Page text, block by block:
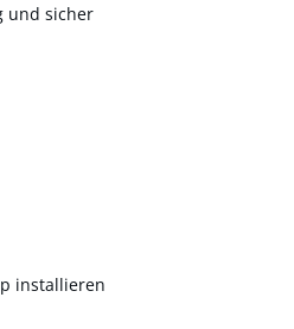
und sicher
installieren